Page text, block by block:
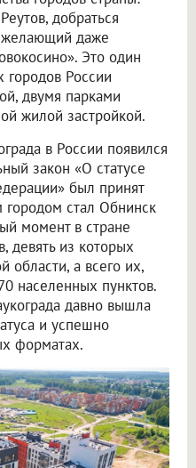
добраться
желающий даже
Это один
городов России
двумя парками
жилой застройкой.
в России появился
закон «О статусе
был принят
городом стал Обнинск
момент в стране
девять из которых
области, а всего их,
населенных пунктов.
давно вышла
и успешно
форматах.